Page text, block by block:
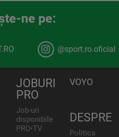
ne pe:
@sport.ro.oficial
JOBURI
PRO
Job-uri
disponibile
PRO•TV
VOYO
DESPRE
Politica